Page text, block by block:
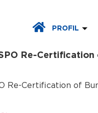
PROFIL
Re-Certification
Re-Certification of